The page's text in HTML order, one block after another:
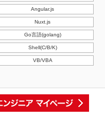
Angular.js
Nuxt.js
Go言語(golang)
Shell(C/B/K)
VB/VBA